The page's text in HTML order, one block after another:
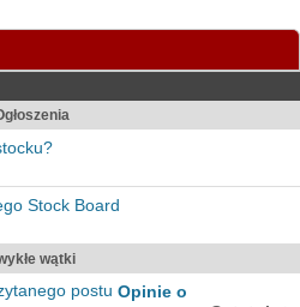
Stock Board
wątki
Opinie o